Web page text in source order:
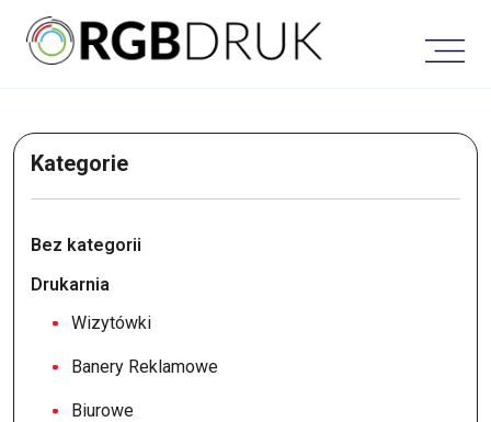
content
Kategorie
Bez kategorii
Drukarnia
Wizytówki
Banery Reklamowe
Biurowe